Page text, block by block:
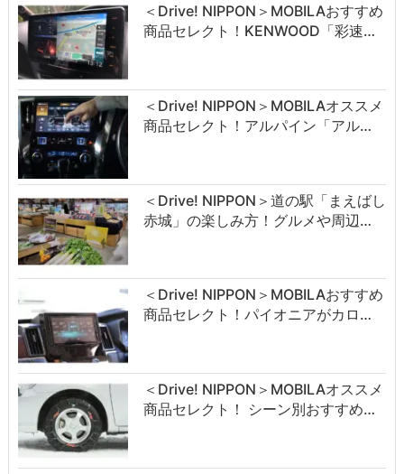
＜Drive! NIPPON＞MOBILAおすすめ
商品セレクト！KENWOOD「彩速…
＜Drive! NIPPON＞MOBILAオススメ
商品セレクト！アルパイン「アル…
＜Drive! NIPPON＞道の駅「まえばし
赤城」の楽しみ方！グルメや周辺…
＜Drive! NIPPON＞MOBILAおすすめ
商品セレクト！パイオニアがカロ…
＜Drive! NIPPON＞MOBILAオススメ
商品セレクト！ シーン別おすすめ…